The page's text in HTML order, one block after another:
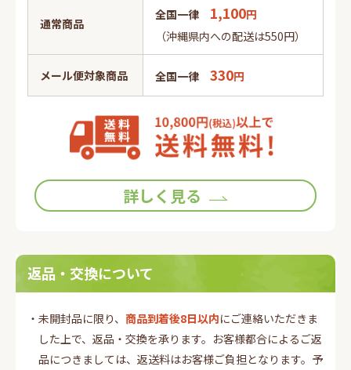
通常商品
全国一律 1,100円
（沖縄県内への配送は550円）
メール便対象商品 全国一律 330円
詳しく見る
返品・交換について
・未開封品に限り、 商品到着後8日以内にご連絡いただきま
した上で、返品・交換を承ります。お客様都合によるご返
品につきましては、返送料はお客様ご負担となります。予